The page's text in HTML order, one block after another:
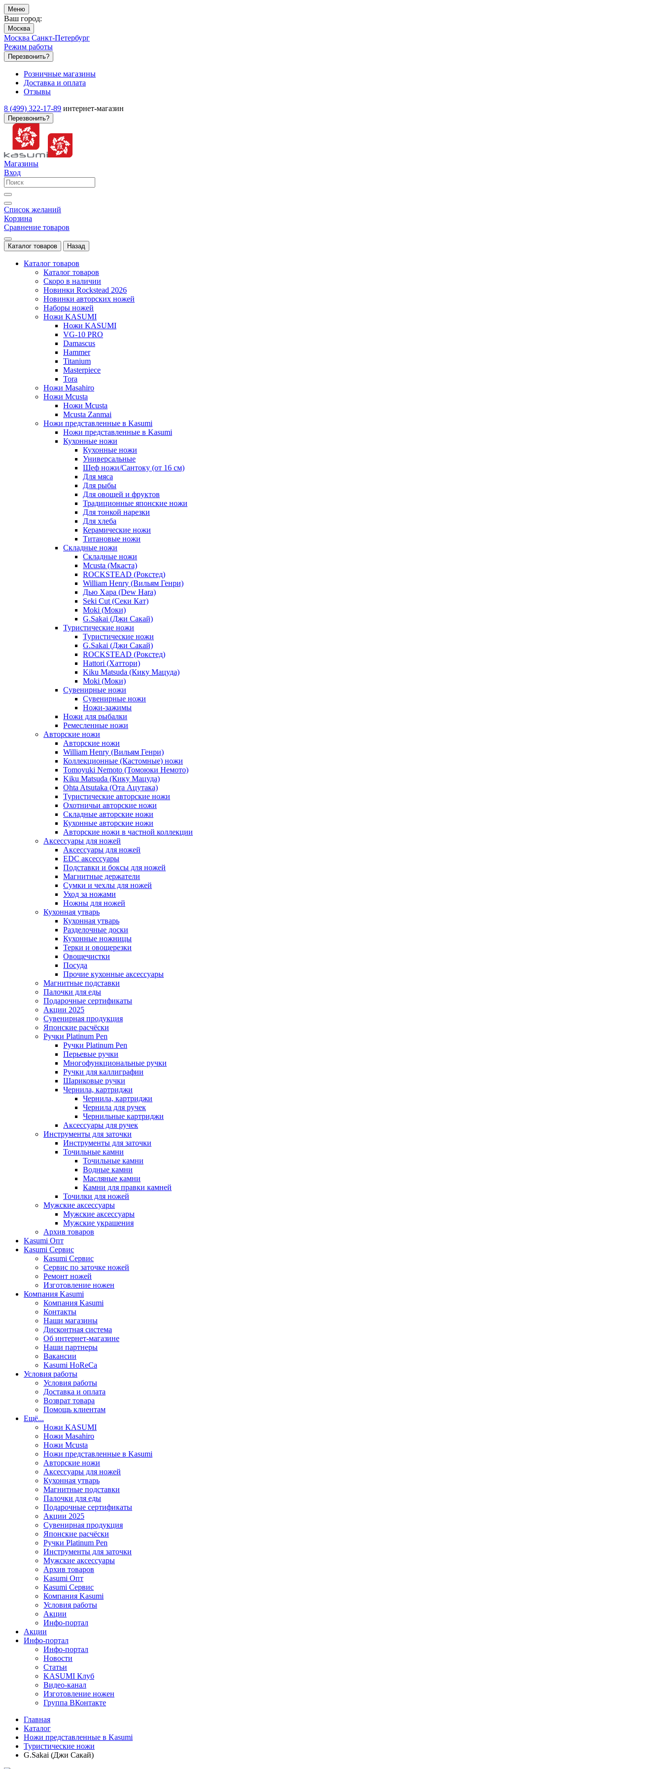
Меню
Ваш город:
Москва
Москва Санкт-Петербург
Режим работы
Перезвонить?
Розничные магазины
Доставка и оплата
Отзывы
8 (499) 322-17-89 интернет-магазин
Перезвонить?
Магазины
Вход
Список желаний
Корзина
Сравнение товаров
Каталог товаров Назад
Каталог товаров
Каталог товаров
Скоро в наличии
Новинки Rockstead 2026
Новинки авторских ножей
Наборы ножей
Ножи KASUMI
Ножи KASUMI
VG-10 PRO
Damascus
Hammer
Titanium
Masterpiece
Tora
Ножи Masahiro
Ножи Mcusta
Ножи Mcusta
Mcusta Zanmai
Ножи представленные в Kasumi
Ножи представленные в Kasumi
Кухонные ножи
Кухонные ножи
Универсальные
Шеф ножи/Сантоку (от 16 см)
Для мяса
Для рыбы
Для овощей и фруктов
Традиционные японские ножи
Для тонкой нарезки
Для хлеба
Керамические ножи
Титановые ножи
Складные ножи
Складные ножи
Mcusta (Мкаста)
ROCKSTEAD (Рокстед)
William Henry (Вильям Генри)
Дью Хара (Dew Hara)
Seki Cut (Секи Кат)
Moki (Моки)
G.Sakai (Джи Сакай)
Туристические ножи
Туристические ножи
G.Sakai (Джи Сакай)
ROCKSTEAD (Рокстед)
Hattori (Хаттори)
Kiku Matsuda (Кику Мацуда)
Moki (Моки)
Сувенирные ножи
Сувенирные ножи
Ножи-зажимы
Ножи для рыбалки
Ремесленные ножи
Авторские ножи
Авторские ножи
William Henry (Вильям Генри)
Коллекционные (Кастомные) ножи
Tomoyuki Nemoto (Томоюки Немото)
Kiku Matsuda (Кику Мацуда)
Ohta Atsutaka (Ота Ацутака)
Туристические авторские ножи
Охотничьи авторские ножи
Складные авторские ножи
Кухонные авторские ножи
Авторские ножи в частной коллекции
Аксессуары для ножей
Аксессуары для ножей
EDC аксессуары
Подставки и боксы для ножей
Магнитные держатели
Сумки и чехлы для ножей
Уход за ножами
Ножны для ножей
Кухонная утварь
Кухонная утварь
Разделочные доски
Кухонные ножницы
Терки и овощерезки
Овощечистки
Посуда
Прочие кухонные аксессуары
Магнитные подставки
Палочки для еды
Подарочные сертификаты
Акции 2025
Сувенирная продукция
Японские расчёски
Ручки Platinum Pen
Ручки Platinum Pen
Перьевые ручки
Многофункциональные ручки
Ручки для каллиграфии
Шариковые ручки
Чернила, картриджи
Чернила, картриджи
Чернила для ручек
Чернильные картриджи
Аксессуары для ручек
Инструменты для заточки
Инструменты для заточки
Точильные камни
Точильные камни
Водные камни
Масляные камни
Камни для правки камней
Точилки для ножей
Мужские аксессуары
Мужские аксессуары
Мужские украшения
Архив товаров
Kasumi Опт
Кasumi Сервис
Кasumi Сервис
Сервис по заточке ножей
Ремонт ножей
Изготовление ножен
Компания Kasumi
Компания Kasumi
Контакты
Наши магазины
Дисконтная система
Об интернет-магазине
Наши партнеры
Вакансии
Kasumi HoReCa
Условия работы
Условия работы
Доставка и оплата
Возврат товара
Помощь клиентам
Ещё...
Ножи KASUMI
Ножи Masahiro
Ножи Mcusta
Ножи представленные в Kasumi
Авторские ножи
Аксессуары для ножей
Кухонная утварь
Магнитные подставки
Палочки для еды
Подарочные сертификаты
Акции 2025
Сувенирная продукция
Японские расчёски
Ручки Platinum Pen
Инструменты для заточки
Мужские аксессуары
Архив товаров
Kasumi Опт
Кasumi Сервис
Компания Kasumi
Условия работы
Акции
Инфо-портал
Акции
Инфо-портал
Инфо-портал
Новости
Статьи
KASUMI Клуб
Видео-канал
Изготовление ножен
Группа ВКонтакте
Главная
Каталог
Ножи представленные в Kasumi
Туристические ножи
G.Sakai (Джи Сакай)